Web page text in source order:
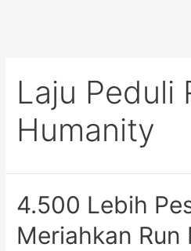
Laju Peduli
Humanity
4.500 Lebih
Meriahkan Run